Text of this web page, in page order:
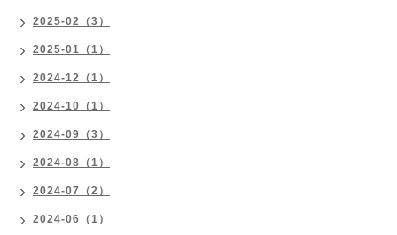
2025-02（3）
2025-01（1）
2024-12（1）
2024-10（1）
2024-09（3）
2024-08（1）
2024-07（2）
2024-06（1）